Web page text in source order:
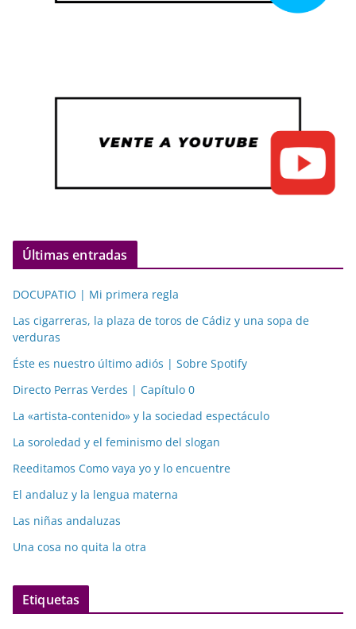
Últimas entradas
DOCUPATIO | Mi primera regla
Las cigarreras, la plaza de toros de Cádiz y una sopa de
verduras
Éste es nuestro último adiós | Sobre Spotify
Directo Perras Verdes | Capítulo 0
La «artista-contenido» y la sociedad espectáculo
La soroledad y el feminismo del slogan
Reeditamos Como vaya yo y lo encuentre
El andaluz y la lengua materna
Las niñas andaluzas
Una cosa no quita la otra
Etiquetas